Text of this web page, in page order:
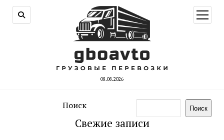
08.08.2026
меню
Поиск Поиск
Свежие записи